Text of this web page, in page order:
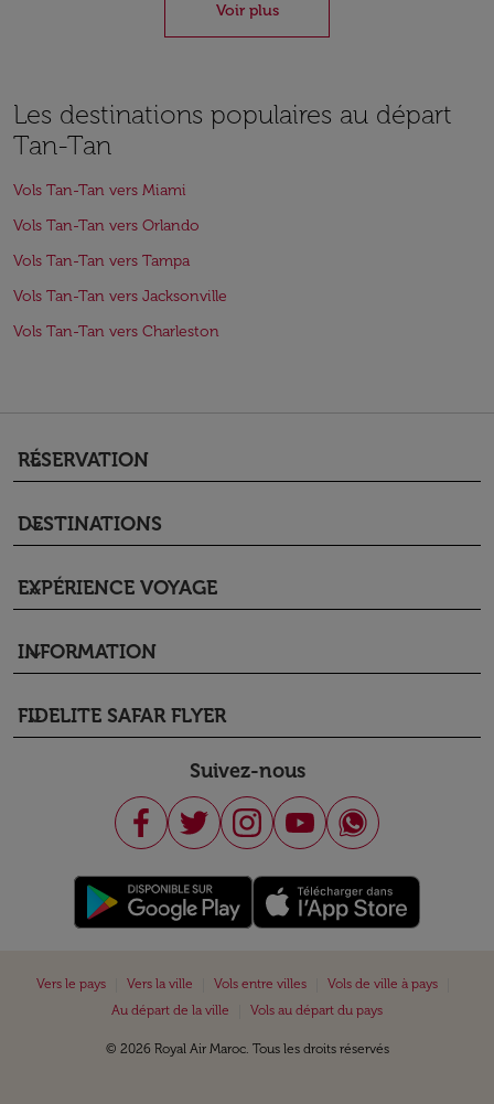
Voir plus
Les destinations populaires au départ
Tan-Tan
Vols Tan-Tan vers Miami
Vols Tan-Tan vers Orlando
Vols Tan-Tan vers Tampa
Vols Tan-Tan vers Jacksonville
Vols Tan-Tan vers Charleston
RÉSERVATION
keyboard_arrow_down
DESTINATIONS
keyboard_arrow_down
EXPÉRIENCE VOYAGE
keyboard_arrow_down
INFORMATION
keyboard_arrow_down
FIDELITE SAFAR FLYER
keyboard_arrow_down
Suivez-nous
Vers le pays Vers la ville Vols entre villes Vols de ville à pays
Au départ de la ville
Vols au départ du pays
© 2026 Royal Air Maroc. Tous les droits réservés